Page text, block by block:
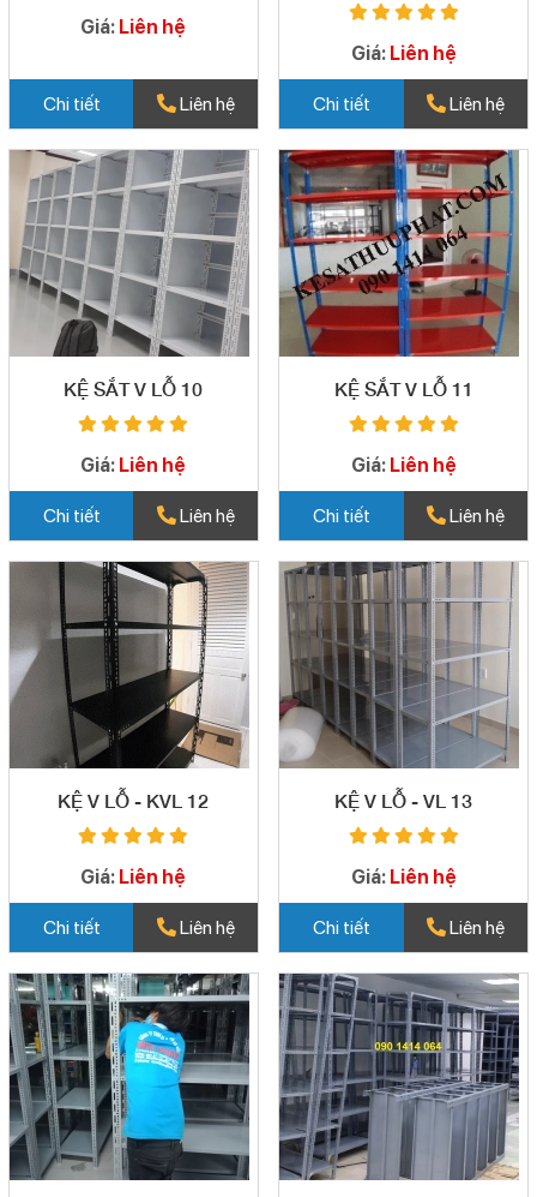
Giá: Liên hệ
Chi tiết Liên hệ
Giá: Liên hệ
Chi tiết Liên hệ
KỆ SẮT V LỖ 10
Giá: Liên hệ
Chi tiết Liên hệ
KỆ SẮT V LỖ 11
Giá: Liên hệ
Chi tiết Liên hệ
KỆ V LỖ - KVL 12
Giá: Liên hệ
Chi tiết Liên hệ
KỆ V LỖ - VL 13
Giá: Liên hệ
Chi tiết Liên hệ